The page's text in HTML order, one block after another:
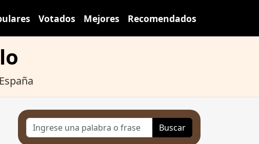
Votados Mejores Recomendados
Buscar